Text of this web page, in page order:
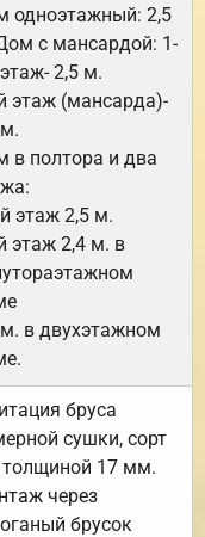
одноэтажный: 2,5
с мансардой: 1-
2,5 м.
этаж (мансарда)-
в полтора и два
этаж 2,5 м.
этаж 2,4 м. в
в двухэтажном
бруса
сушки, сорт
17 мм.
через
брусок